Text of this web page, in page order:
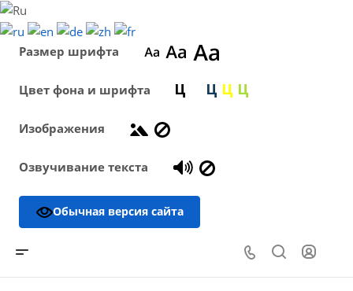
Размер шрифта
Цвет фона и шрифта
Изображения
Озвучивание текста
Обычная версия сайта